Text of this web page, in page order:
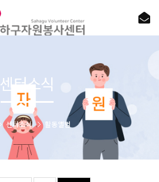
센터소식 활동앨범
센터소식